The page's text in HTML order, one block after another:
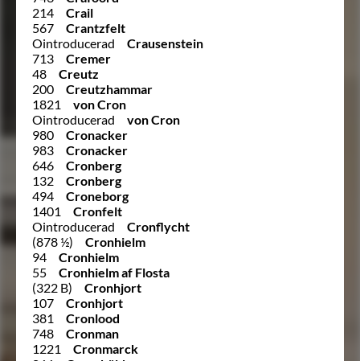
214
Crail
567
Crantzfelt
Ointroducerad
Crausenstein
713
Cremer
48
Creutz
200
Creutzhammar
1821
von Cron
Ointroducerad
von Cron
980
Cronacker
983
Cronacker
646
Cronberg
132
Cronberg
494
Croneborg
1401
Cronfelt
Ointroducerad
Cronflycht
(878 ½)
Cronhielm
94
Cronhielm
55
Cronhielm af Flosta
(322 B)
Cronhjort
107
Cronhjort
381
Cronlood
748
Cronman
1221
Cronmarck